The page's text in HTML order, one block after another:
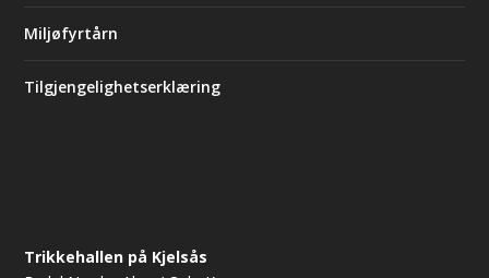
Miljøfyrtårn
Tilgjengelighetserklæring
Trikkehallen på Kjelsås